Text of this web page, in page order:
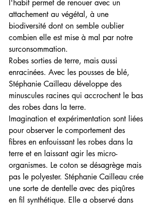
l'habit permet de renouer avec un
attachement au végétal, à une
biodiversité dont on semble oublier
combien elle est mise à mal par notre
surconsommation.
Robes sorties de terre, mais aussi
enracinées. Avec les pousses de blé,
Stéphanie Cailleau développe des
minuscules racines qui accrochent le bas
des robes dans la terre.
Imagination et expérimentation sont liées
pour observer le comportement des
fibres en enfouissant les robes dans la
terre et en laissant agir les micro-
organismes. Le coton se désagrège mais
pas le polyester. Stéphanie Cailleau crée
une sorte de dentelle avec des piqûres
en fil synthétique. Elle a observé dans